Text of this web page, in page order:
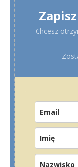
Chcesz